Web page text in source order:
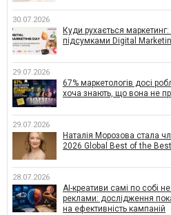
30.07.2026
Куди рухається
підсумками Digital
29.07.2026
67% маркетологів досі
хоча знають, що вона не
29.07.2026
Наталія Морозова стала
2026 Global Best of the
28.07.2026
AI-креативи самі по собі
реклами: дослідження
на ефективність кампаній